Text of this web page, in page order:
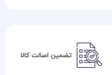
تضمین اصالت کالا